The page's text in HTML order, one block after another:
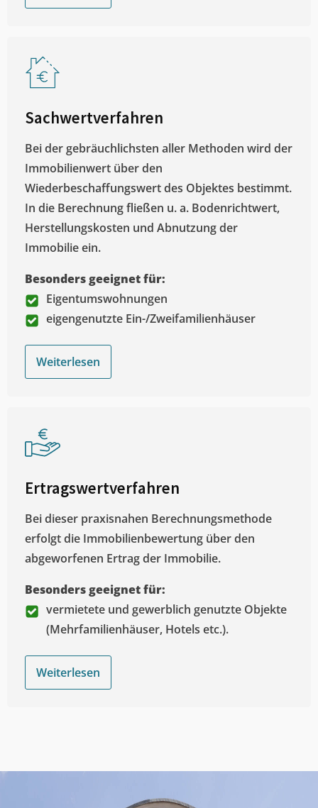
Sachwertverfahren
Bei der gebräuchlichsten aller Methoden wird der
Immobilienwert über den
Wiederbeschaffungswert des Objektes bestimmt.
In die Berechnung fließen u. a. Bodenrichtwert,
Herstellungskosten und Abnutzung der
Immobilie ein.
Besonders geeignet für:
Eigentumswohnungen
eigengenutzte Ein-/Zweifamilienhäuser
Weiterlesen
Ertragswertverfahren
Bei dieser praxisnahen Berechnungsmethode
erfolgt die Immobilienbewertung über den
abgeworfenen Ertrag der Immobilie.
Besonders geeignet für:
vermietete und gewerblich genutzte Objekte
(Mehrfamilienhäuser, Hotels etc.).
Weiterlesen